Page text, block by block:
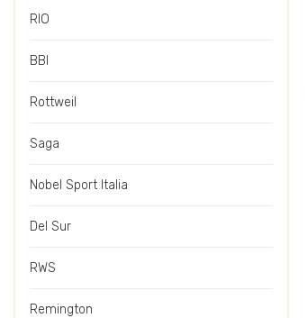
RIO
BBI
Rottweil
Saga
Nobel Sport Italia
Del Sur
RWS
Remington